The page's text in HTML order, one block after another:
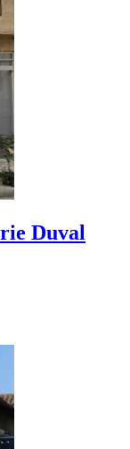
Duval